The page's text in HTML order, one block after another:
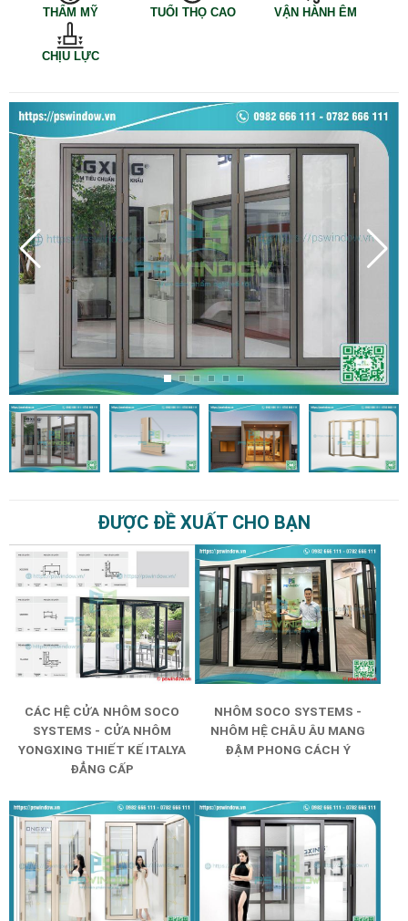
THẨM MỸ TUỔI THỌ CAO VẬN HÀNH ÊM
CHỊU LỰC
ĐƯỢC ĐỀ XUẤT CHO BẠN
CÁC HỆ CỬA NHÔM SOCO
SYSTEMS - CỬA NHÔM
YONGXING THIẾT KẾ ITALYA
ĐẲNG CẤP
NHÔM SOCO SYSTEMS -
NHÔM HỆ CHÂU ÂU MANG
ĐẬM PHONG CÁCH Ý